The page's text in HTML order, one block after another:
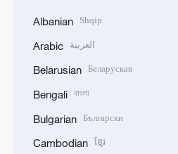
Albanian Shqip
Arabic العربية
Belarusian Беларуская
Bengali বাংলা
Bulgarian Български
Cambodian ខ្មែរ